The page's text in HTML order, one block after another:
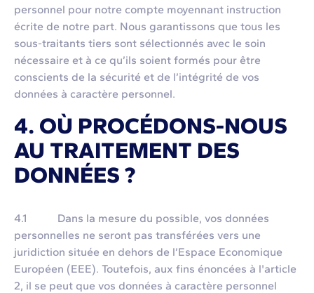
personnel pour notre compte moyennant instruction
écrite de notre part. Nous garantissons que tous les
sous-traitants tiers sont sélectionnés avec le soin
nécessaire et à ce qu’ils soient formés pour être
conscients de la sécurité et de l’intégrité de vos
données à caractère personnel.
4. OÙ PROCÉDONS-NOUS
AU TRAITEMENT DES
DONNÉES ?
4.1 Dans la mesure du possible, vos données
personnelles ne seront pas transférées vers une
juridiction située en dehors de l’Espace Economique
Européen (EEE). Toutefois, aux fins énoncées à l'article
2, il se peut que vos données à caractère personnel